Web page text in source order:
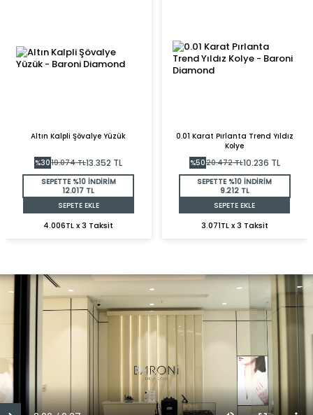
Altın Kalpli Şövalye Yüzük
%3019.074TL13.352 TL
SEPETTE %10 İNDİRİM
12.017 TL
SEPETE EKLE
4.006TL x 3 Taksit
0.01 Karat Pırlanta Trend Yıldız
Kolye
%5020.472TL10.236 TL
SEPETTE %10 İNDİRİM
9.212 TL
SEPETE EKLE
3.071TL x 3 Taksit